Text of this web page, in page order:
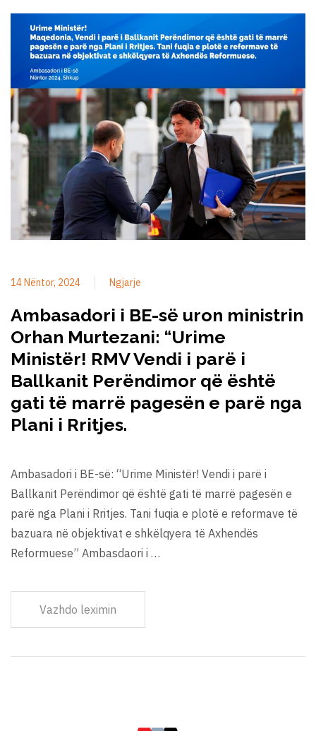
14 Nëntor, 2024 Ngjarje
Ambasadori i BE-së uron ministrin
Orhan Murtezani: “Urime
Ministër! RMV Vendi i parë i
Ballkanit Perëndimor që është
gati të marrë pagesën e parë nga
Plani i Rritjes.
Ambasadori i BE-së: “Urime Ministër! Vendi i parë i
Ballkanit Perëndimor që është gati të marrë pagesën e
parë nga Plani i Rritjes. Tani fuqia e plotë e reformave të
bazuara në objektivat e shkëlqyera të Axhendës
Reformuese” Ambasdaori i …
Vazhdo leximin